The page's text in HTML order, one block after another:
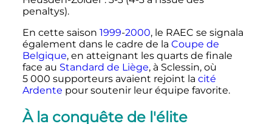
penaltys).
En cette saison 1999-2000, le RAEC se signala
également dans le cadre de la Coupe de
Belgique, en atteignant les quarts de finale
face au Standard de Liège, à Sclessin, où
5 000 supporteursavaient rejoint la cité
Ardente pour soutenir leur équipe favorite.
À la conquête de l'élite